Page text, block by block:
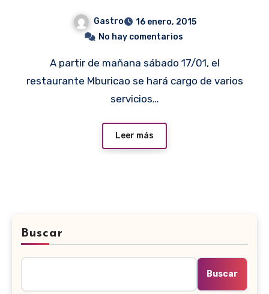
Gastro
16 enero, 2015
No hay comentarios
A partir de mañana sábado 17/01, el
restaurante Mburicao se hará cargo de varios
servicios…
Leer más
Buscar
Buscar